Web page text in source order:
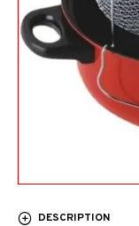
DESCRIPTION